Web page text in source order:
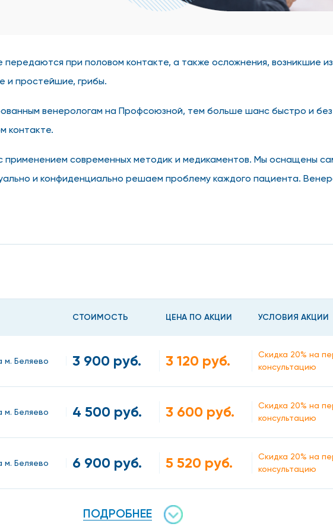
при половом контакте, а также осложнения, возникшие
и простейшие, грибы.
венерологам на Профсоюзной, тем больше шанс быстро и без
контакте.
применением современных методик и медикаментов. Мы оснащены
и конфиденциально решаем проблему каждого пациента.
венеролог на
СТОИМОСТЬ ЦЕНА ПО АКЦИИ УСЛОВИЯ АКЦИИ
м. Беляево 3 900 руб. 3 120 руб.
Скидка 20% на
консультацию
м. Беляево 4 500 руб. 3 600 руб.
Скидка 20% на
консультацию
м. Беляево 6 900 руб. 5 520 руб.
Скидка 20% на
консультацию
ПОДРОБНЕЕ